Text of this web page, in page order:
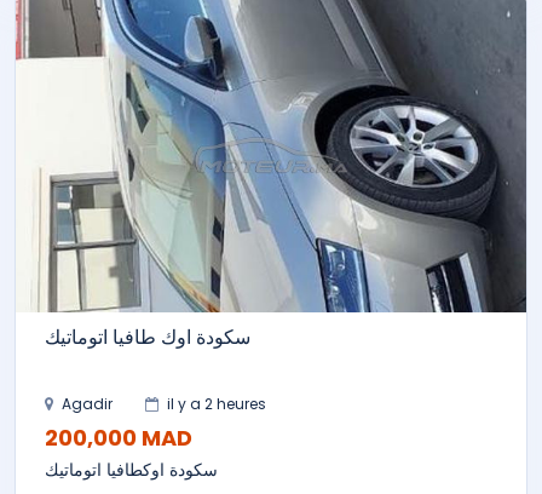
سكودة اوك طافيا اتوماتيك
Agadir il y a 2 heures
200,000 MAD
سكودة اوكطافيا اتوماتيك